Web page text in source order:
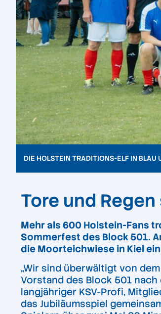
DIE HOLSTEIN TRADITIONS-ELF IN BLAU
Tore und
Mehr als 600 Holstein-Fans
Sommerfest des Block 501.
die Moorteichwiese in Kiel
„Wir sind überwältigt von
Vorstand des Block 501
langjähriger KSV-Profi,
das Jubiläumsspiel